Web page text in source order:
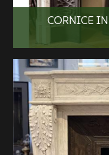
CORNICE